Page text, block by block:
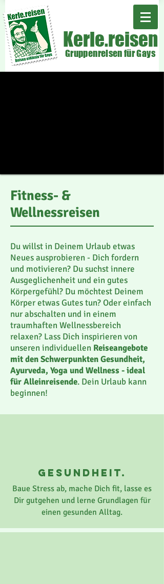
Kerle.reisen
Gruppenreisen für Gays
Fitness- &
Wellnessreisen
Du willst in Deinem Urlaub etwas
Neues ausprobieren - Dich fordern
und motivieren? Du suchst innere
Ausgeglichenheit und ein gutes
Körpergefühl? Du möchtest Deinem
Körper etwas Gutes tun? Oder einfach
nur abschalten und in einem
traumhaften Wellnessbereich
relaxen? Lass Dich inspirieren von
unseren individuellen Reiseangebote
mit den Schwerpunkten Gesundheit,
Ayurveda, Yoga und Wellness - ideal
für Alleinreisende. Dein Urlaub kann
beginnen!
gesundheit.
Baue Stress ab, mache Dich fit, lasse es
Dir gutgehen und lerne Grundlagen für
einen gesunden Alltag.